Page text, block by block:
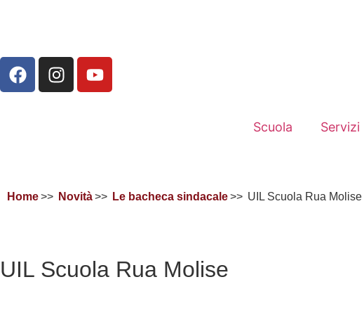
Scuola Servizi
Home Novità Le bacheca sindacale UIL Scuola Rua Molise
UIL Scuola Rua Molise